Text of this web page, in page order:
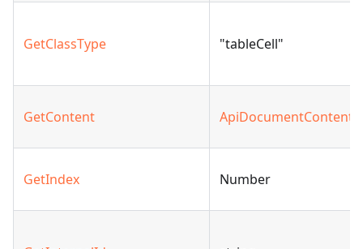
GetClassType "tableCell"
GetContent ApiDocumentContent
GetIndex Number